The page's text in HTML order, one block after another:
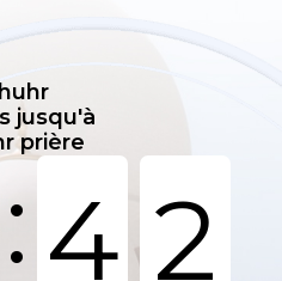
jusqu'à
prière
: 4 2